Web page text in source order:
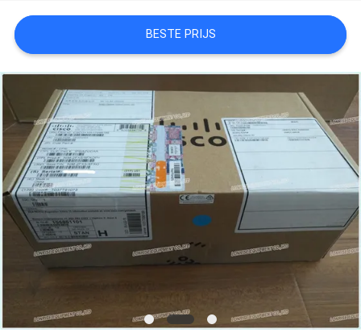
GEVALLEN
SITEMAP
PRIVACYBELEID
BESTE PRIJS